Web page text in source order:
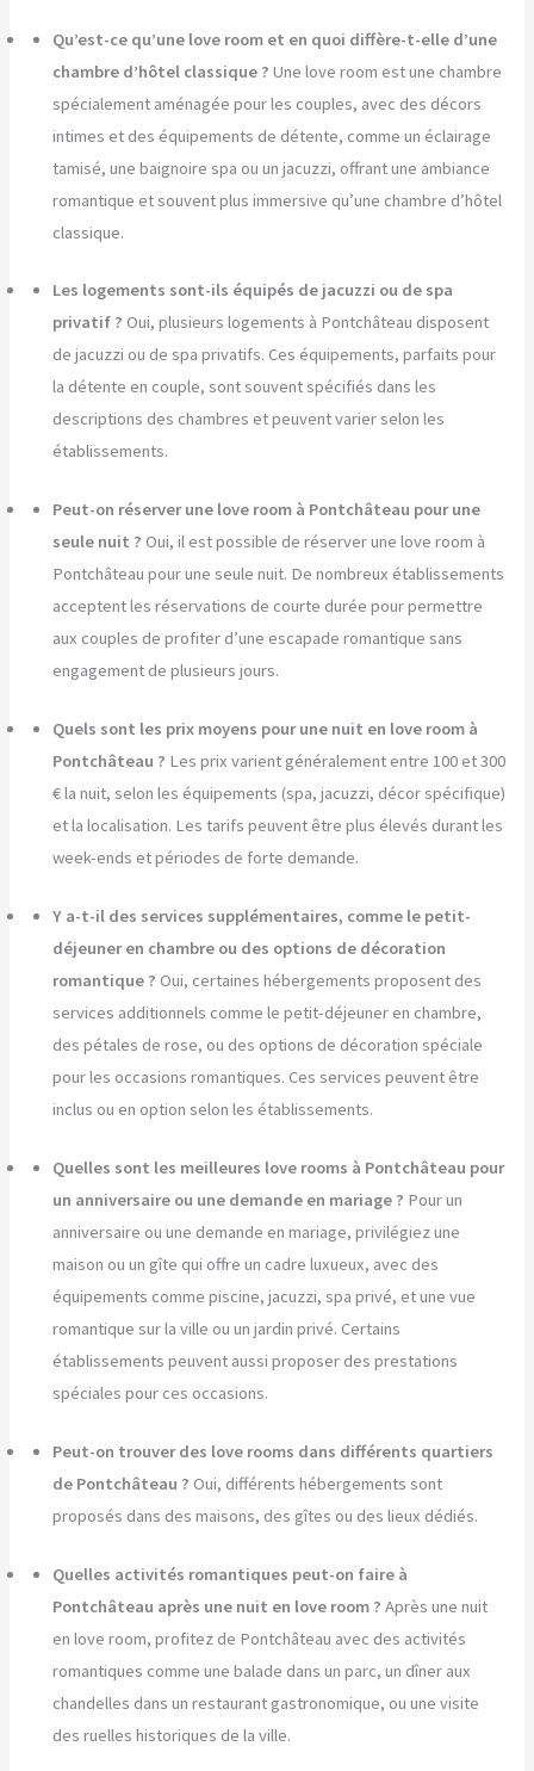
Qu’est-ce qu’une love room et en quoi diffère-t-elle d’une
chambre d’hôtel classique ? Une love room est une chambre
spécialement aménagée pour les couples, avec des décors
intimes et des équipements de détente, comme un éclairage
tamisé, une baignoire spa ou un jacuzzi, offrant une ambiance
romantique et souvent plus immersive qu’une chambre d’hôtel
classique.
Les logements sont-ils équipés de jacuzzi ou de spa
privatif ? Oui, plusieurs logements à Pontchâteau disposent
de jacuzzi ou de spa privatifs. Ces équipements, parfaits pour
la détente en couple, sont souvent spécifiés dans les
descriptions des chambres et peuvent varier selon les
établissements.
Peut-on réserver une love room à Pontchâteau pour une
seule nuit ? Oui, il est possible de réserver une love room à
Pontchâteau pour une seule nuit. De nombreux établissements
acceptent les réservations de courte durée pour permettre
aux couples de profiter d’une escapade romantique sans
engagement de plusieurs jours.
Quels sont les prix moyens pour une nuit en love room à
Pontchâteau ? Les prix varient généralement entre 100 et 300
€ la nuit, selon les équipements (spa, jacuzzi, décor spécifique)
et la localisation. Les tarifs peuvent être plus élevés durant les
week-ends et périodes de forte demande.
Y a-t-il des services supplémentaires, comme le petit-
déjeuner en chambre ou des options de décoration
romantique ? Oui, certaines hébergements proposent des
services additionnels comme le petit-déjeuner en chambre,
des pétales de rose, ou des options de décoration spéciale
pour les occasions romantiques. Ces services peuvent être
inclus ou en option selon les établissements.
Quelles sont les meilleures love rooms à Pontchâteau pour
un anniversaire ou une demande en mariage ? Pour un
anniversaire ou une demande en mariage, privilégiez une
maison ou un gîte qui offre un cadre luxueux, avec des
équipements comme piscine, jacuzzi, spa privé, et une vue
romantique sur la ville ou un jardin privé. Certains
établissements peuvent aussi proposer des prestations
spéciales pour ces occasions.
Peut-on trouver des love rooms dans différents quartiers
de Pontchâteau ? Oui, différents hébergements sont
proposés dans des maisons, des gîtes ou des lieux dédiés.
Quelles activités romantiques peut-on faire à
Pontchâteau après une nuit en love room ? Après une nuit
en love room, profitez de Pontchâteau avec des activités
romantiques comme une balade dans un parc, un dîner aux
chandelles dans un restaurant gastronomique, ou une visite
des ruelles historiques de la ville.